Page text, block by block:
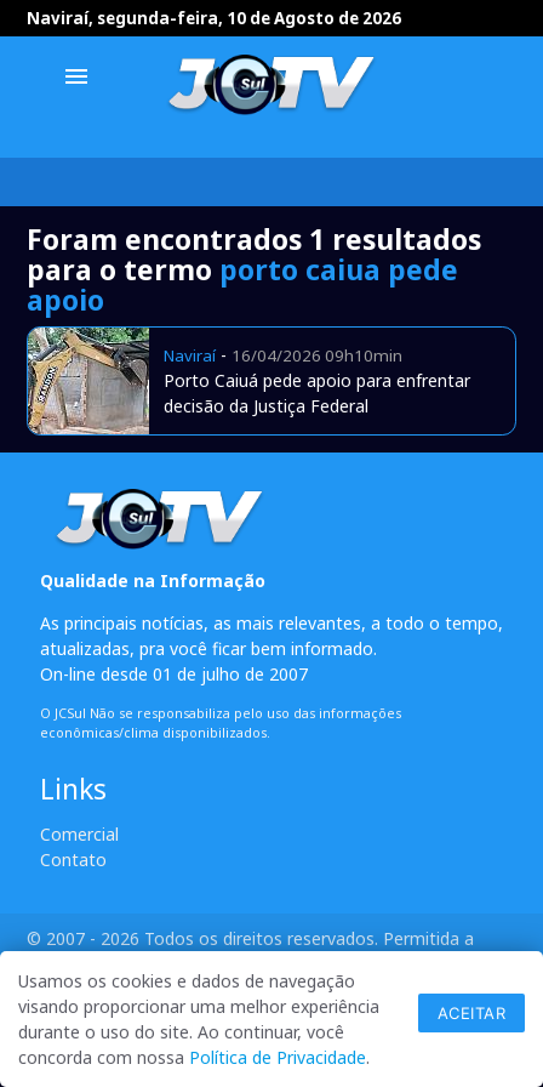
Naviraí, segunda-feira, 10 de Agosto de 2026
menu
Foram encontrados 1 resultados
para o termo porto caiua pede
apoio
Naviraí- 16/04/2026 09h10min
Porto Caiuá pede apoio para enfrentar
decisão da Justiça Federal
Qualidade na Informação
As principais notícias, as mais relevantes, a todo o tempo,
atualizadas, pra você ficar bem informado.
On-line desde 01 de julho de 2007
O JCSul Não se responsabiliza pelo uso das informações
econômicas/clima disponibilizados.
Links
Comercial
Contato
© 2007 - 2026 Todos os direitos reservados. Permitida a
desenvolvido por ANSIM
Usamos os cookies e dados de navegação
visando proporcionar uma melhor experiência
durante o uso do site. Ao continuar, você
concorda com nossa Política de Privacidade.
ACEITAR